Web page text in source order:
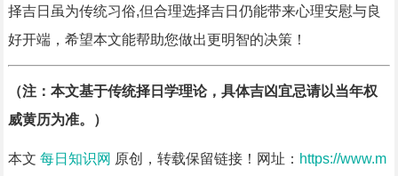
择吉日虽为传统习俗,但合理选择吉日仍能带来心理安慰与良
好开端，希望本文能帮助您做出更明智的决策！
（注：本文基于传统择日学理论，具体吉凶宜忌请以当年权
威黄历为准。）
本文 每日知识网 原创，转载保留链接！网址： https://www.m